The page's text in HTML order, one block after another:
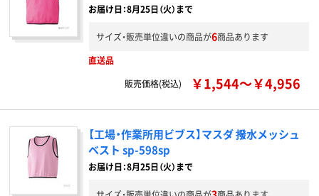
お届け日：8月25日（火）まで
サイズ・販売単位違いの商品が6商品あります
直送品
販売価格(税込)
￥1,544～￥4,956
【工場・作業所用ビブス】マスダ 撥水メッシュ
ベスト sp-598sp
お届け日：8月25日（火）まで